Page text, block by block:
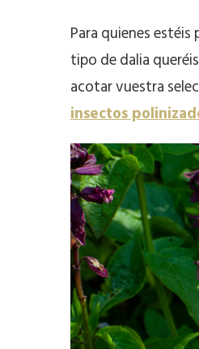
Para quienes estéis
tipo de dalia
acotar vuestra
insectos